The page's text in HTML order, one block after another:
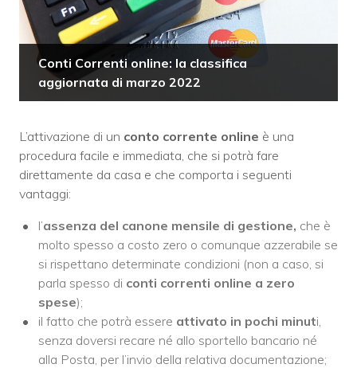
Conti Correnti online: la classifica
aggiornata di marzo 2022
L’attivazione di un conto corrente online è una
procedura facile e immediata, che si potrà fare
direttamente da casa e che comporta i seguenti
vantaggi:
l’assenza del canone mensile di gestione, che è
molto spesso a costo zero o comunque azzerabile se
si rispettano determinate condizioni (non a caso, si
parla spesso di conti correnti online a zero
spese);
il fatto che potrà essere attivato in pochi minuti,
senza doversi recare né allo sportello bancario né
alla Posta, per l’invio della relativa documentazione;